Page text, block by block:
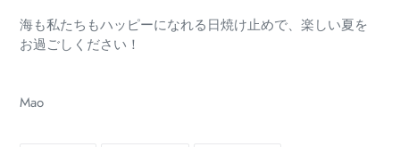
海も私たちもハッピーになれる日焼け止めで、 楽しい夏を
お過ごしください！
Mao